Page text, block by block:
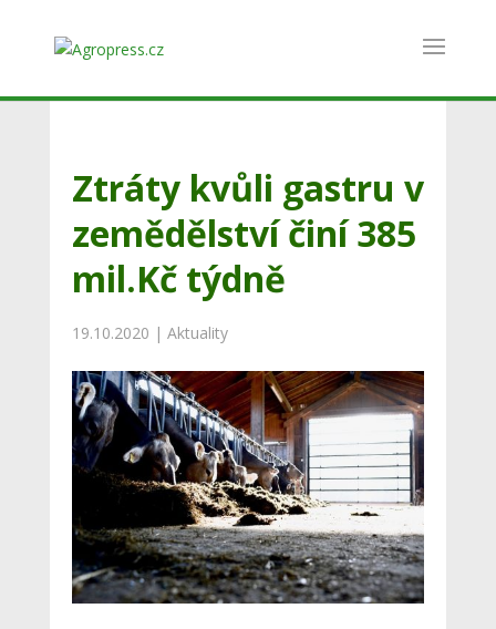
Ztráty kvůli gastru v
zemědělství činí 385
mil.Kč týdně
19.10.2020 | Aktuality